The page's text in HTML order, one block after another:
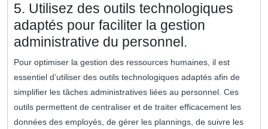
5. Utilisez des outils technologiques
adaptés pour faciliter la gestion
administrative du personnel.
Pour optimiser la gestion des ressources humaines, il est
essentiel d’utiliser des outils technologiques adaptés afin de
simplifier les tâches administratives liées au personnel. Ces
outils permettent de centraliser et de traiter efficacement les
données des employés, de gérer les plannings, de suivre les